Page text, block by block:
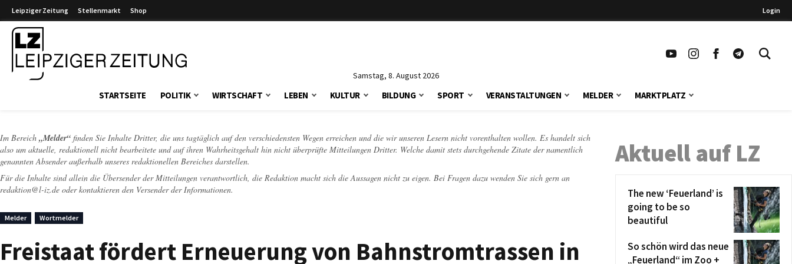
Leipziger Zeitung Stellenmarkt Shop Login
Samstag, 8. August 2026
STARTSEITE POLITIK WIRTSCHAFT LEBEN KULTUR BILDUNG SPORT VERANSTALTUNGEN MELDER MARKTPLATZ
Im Bereich „Melder“ finden Sie Inhalte Dritter, die uns tagtäglich auf den verschiedensten Wegen erreichen und die wir unseren Lesern nicht vorenthalten wollen. Es handelt sich
also um aktuelle, redaktionell nicht bearbeitete und auf ihren Wahrheitsgehalt hin nicht überprüfte Mitteilungen Dritter. Welche damit stets durchgehende Zitate der namentlich
genannten Absender außerhalb unseres redaktionellen Bereiches darstellen.
Für die Inhalte sind allein die Übersender der Mitteilungen verantwortlich, die Redaktion macht sich die Aussagen nicht zu eigen. Bei Fragen dazu wenden Sie sich gern an
redaktion@l-iz.de oder kontaktieren den Versender der Informationen.
Melder Wortmelder
Freistaat fördert Erneuerung von Bahnstromtrassen in
Aktuell auf LZ
The new ‘Feuerland’ is
going to be so
beautiful
So schön wird das neue
„Feuerland“ im Zoo +